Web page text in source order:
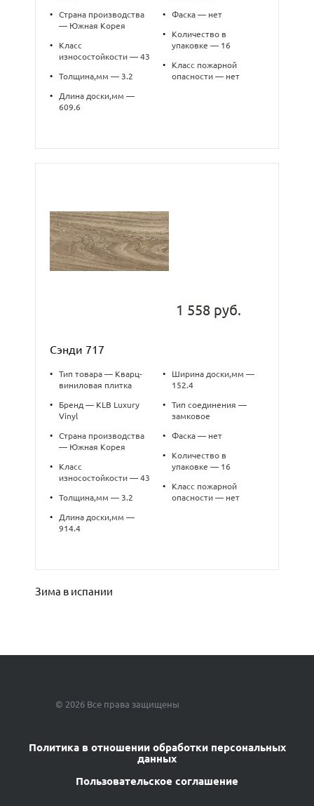
•
Страна производства
— Южная Корея
•
Класс
износостойкости — 43
• Толщина,мм — 3.2
•
Длина доски,мм —
609.6
• Фаска — нет
•
Количество в
упаковке — 16
•
Класс пожарной
опасности — нет
1 558 руб.
Сэнди 717
•
Тип товара — Кварц-
виниловая плитка
•
Бренд — KLB Luxury
Vinyl
•
Страна производства
— Южная Корея
•
Класс
износостойкости — 43
• Толщина,мм — 3.2
•
Длина доски,мм —
914.4
•
Ширина доски,мм —
152.4
•
Тип соединения —
замковое
• Фаска — нет
•
Количество в
упаковке — 16
•
Класс пожарной
опасности — нет
Зима в испании
© 2026 Все права защищены
Политика в отношении обработки персональных
данных
Пользовательское соглашение